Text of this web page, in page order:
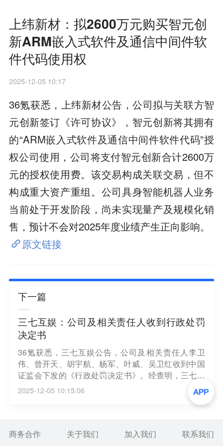
上纬新材：拟2600万元购买智元创
新ARM嵌入式软件及通信中间件软
件代码使用权
2025-12-05 10:17
36氪获悉，上纬新材公告，公司拟与关联方智
元创新签订《许可协议》，智元创新将其拥有
的“ARM嵌入式软件及通信中间件软件代码”授
权公司使用，公司将支付智元创新合计2600万
元的授权使用费。该交易构成关联交易，但不
构成重大资产重组。公司具身智能机器人业务
当前处于开发阶段，尚未实现量产及规模化销
售，预计不会对2025年度业绩产生正向影响。
原文链接
下一篇
三七互娱：公司及相关责任人收到行政处罚
决定书
36氪获悉，三七互娱公告，公司及相关责任人李卫
伟、曾开天、胡宇航、杨军、叶威、吴卫红收到中国
证监会下发的《行政处罚决定书》。经查明，三七互
娱存在以下违法事实：2014年至2020年年报披露的股
东持股情况存在虚假记载；2018年年度报告未披露收
购江苏极光股权事项为关联交易，存在重大遗漏；三
易，2020年12月7日披露的临时公告虚假记载、2020
2025-12-05 10:15:06
商务合作 关于我们 加入我们 联系我们